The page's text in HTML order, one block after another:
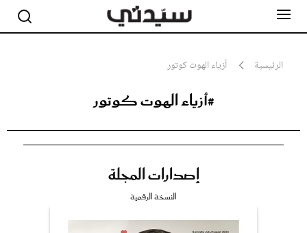
الرئيسية أزياء الهوت كوتور
#أزياء الهوت كوتور
إصدارات المجلة
النسخة الرقمية
جمال
صحة ورشاقة